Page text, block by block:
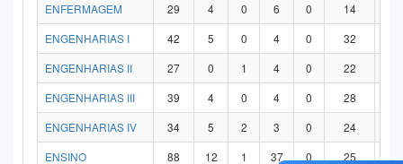
ENFERMAGEM
29 4 0 6 0 14
ENGENHARIAS I
42 5 0 4 0 32
ENGENHARIAS II
27 0 1 4 0 22
ENGENHARIAS III
39 4 0 4 0 28
ENGENHARIAS IV
34 5 2 3 0 24
ENSINO
88 12 1 37 0 25